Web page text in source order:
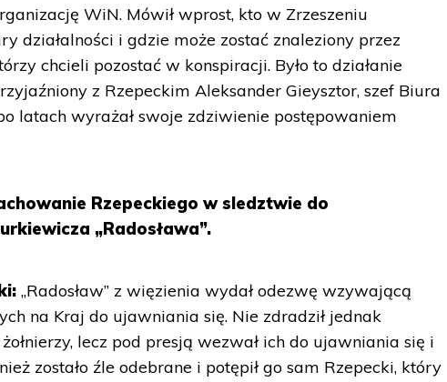
WiN. Mówił wprost, kto w Zrzeszeniu
działalności i gdzie może zostać znaleziony przez
chcieli pozostać w konspiracji. Było to działanie
z Rzepeckim Aleksander Gieysztor, szef Biura
latach wyrażał swoje zdziwienie postępowaniem
Rzepeckiego w sledztwie do
„Radosława”.
„Radosław” z więzienia wydał odezwę wzywającą
na Kraj do ujawniania się. Nie zdradził jednak
lecz pod presją wezwał ich do ujawniania się i
zostało źle odebrane i potępił go sam Rzepecki, który